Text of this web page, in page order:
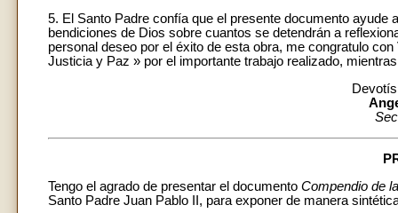
5. El Santo Padre confía que el presente documento ayude
bendiciones de Dios sobre cuantos se detendrán a
personal deseo por el éxito de esta obra, me congratulo
Justicia y Paz » por el importante trabajo realizado,
Tengo el agrado de presentar el documento Compendio de
Santo Padre Juan Pablo II, para exponer de manera